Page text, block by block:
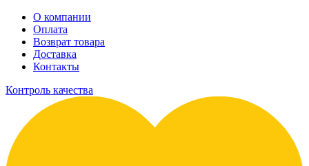
О компании
Оплата
Возврат товара
Доставка
Контакты
Контроль качества